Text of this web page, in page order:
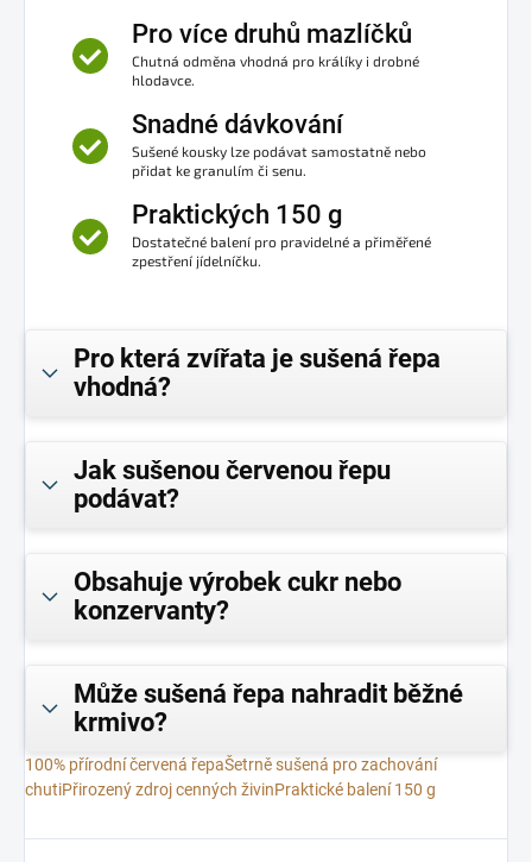
Pro více druhů mazlíčků
Chutná odměna vhodná pro králíky i drobné
hlodavce.
Snadné dávkování
Sušené kousky lze podávat samostatně nebo
přidat ke granulím či senu.
Praktických 150 g
Dostatečné balení pro pravidelné a přiměřené
zpestření jídelníčku.
Pro která zvířata je sušená řepa
vhodná?
Jak sušenou červenou řepu
podávat?
Obsahuje výrobek cukr nebo
konzervanty?
Může sušená řepa nahradit běžné
krmivo?
100% přírodní červená řepaŠetrně sušená pro zachování
chutiPřirozený zdroj cenných živinPraktické balení 150 g